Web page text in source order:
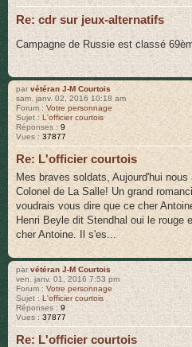
Re: cdr sur jeux-alternatifs
Campagne de Russie est classé
parvétéran J-M Courtois
sam. janv. 02, 2016 10:18 am
Forum : Votre personnage
Sujet : L'officier courtois
Réponses : 9
Vues : 37877
Re: L'officier courtois
Mes braves soldats, Aujourd'hui
Colonel de La Salle! Un grand
voudrais vous dire que ce cher
Henri Beyle dit Stendhal oui le rouge
cher Antoine. Il s'es...
parvétéran J-M Courtois
ven. janv. 01, 2016 7:53 pm
Forum :Votre personnage
Sujet :L'officier courtois
Réponses : 9
Vues : 37877
Re: L'officier courtois